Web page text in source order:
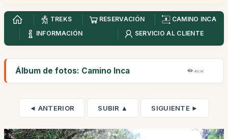
TREKS RESERVACIÓN
CAMINO INCA
INFORMACIÓN
SERVICIO AL CLIENTE
Álbum de fotos: Camino Inca 49,1K
◄ ANTERIOR SUBIR ▲ SIGUIENTE ►